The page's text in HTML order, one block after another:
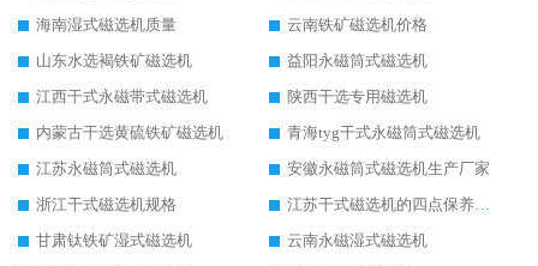
海南湿式磁选机质量
云南铁矿磁选机价格
山东水选褐铁矿磁选机
益阳永磁筒式磁选机
江西干式永磁带式磁选机
陕西干选专用磁选机
内蒙古干选黄硫铁矿磁选机
青海tyg干式永磁筒式磁选机
江苏永磁筒式磁选机
安徽永磁筒式磁选机生产厂家
浙江干式磁选机规格
江苏干式磁选机的四点保养秘籍
甘肃钛铁矿湿式磁选机
云南永磁湿式磁选机